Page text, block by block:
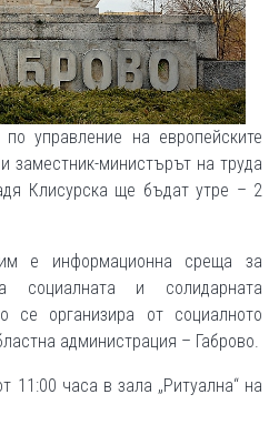
управление на европейските
заместник-министърът на труда
Клисурска ще бъдат утре – 2
е информационна среща за
социалната и солидарната
се организира от социалното
администрация – Габрово.
11:00 часа в зала „Ритуална“ на